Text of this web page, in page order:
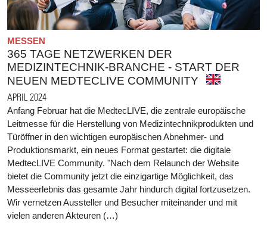
MESSEN
365 TAGE NETZWERKEN DER
MEDIZINTECHNIK-BRANCHE - START DER
NEUEN MEDTECLIVE COMMUNITY
APRIL 2024
Anfang Februar hat die MedtecLIVE, die zentrale europäische
Leitmesse für die Herstellung von Medizintechnikprodukten und
Türöffner in den wichtigen europäischen Abnehmer- und
Produktionsmarkt, ein neues Format gestartet: die digitale
MedtecLIVE Community. "Nach dem Relaunch der Website
bietet die Community jetzt die einzigartige Möglichkeit, das
Messeerlebnis das gesamte Jahr hindurch digital fortzusetzen.
Wir vernetzen Aussteller und Besucher miteinander und mit
vielen anderen Akteuren (…)